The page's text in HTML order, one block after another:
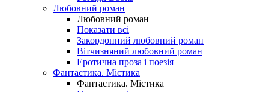
Любовний роман
Любовний роман
Показати всі
Закордонний любовний роман
Вітчизняний любовний роман
Еротична проза і поезія
Фантастика. Містика
Фантастика. Містика